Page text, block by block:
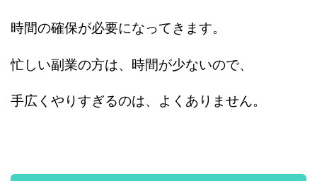
時間の確保が必要になってきます。
忙しい副業の方は、時間が少ないので、
手広くやりすぎるのは、よくありません。